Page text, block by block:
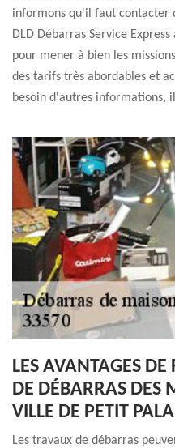
informons qu'il faut contacter
DLD Débarras Service
pour mener à bien les
des tarifs très abordables et
besoin d'autres informations,
LES AVANTAGES
DE DÉBARRAS DES
VILLE DE PETIT
Les travaux de débarras